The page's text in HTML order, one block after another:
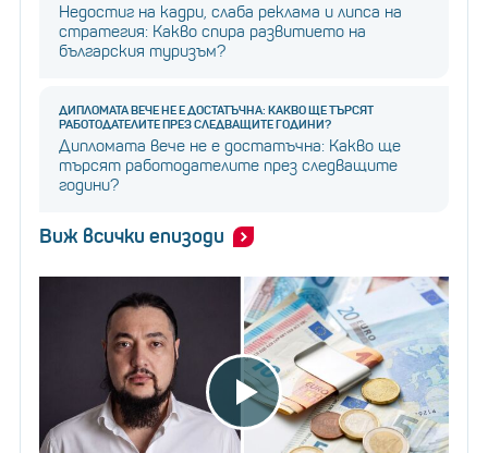
Недостиг на кадри, слаба реклама и липса на
стратегия: Какво спира развитието на
българския туризъм?
ДИПЛОМАТА ВЕЧЕ НЕ Е ДОСТАТЪЧНА: КАКВО ЩЕ ТЪРСЯТ
РАБОТОДАТЕЛИТЕ ПРЕЗ СЛЕДВАЩИТЕ ГОДИНИ?
Дипломата вече не е достатъчна: Какво ще
търсят работодателите през следващите
години?
Виж всички епизоди